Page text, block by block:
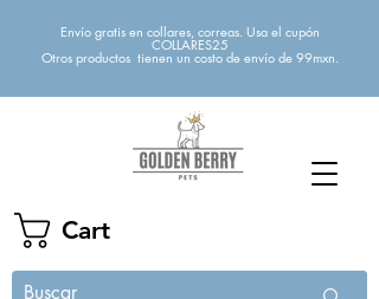
Cart
Envío gratis en collares, correas. Usa el cupón
COLLARES25
Otros productos tienen un costo de envío de 99mxn.